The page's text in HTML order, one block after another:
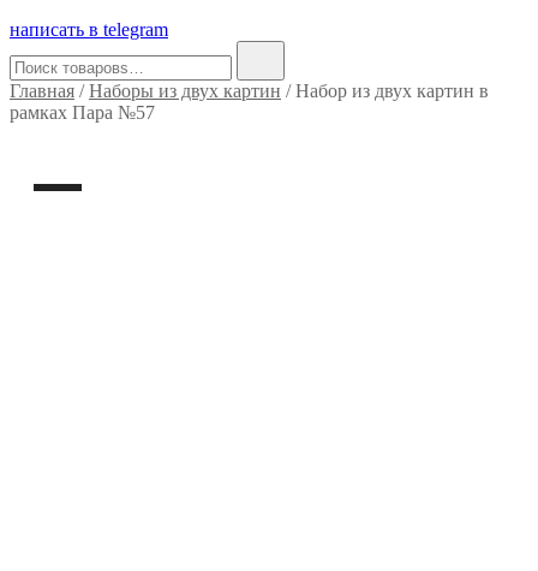
написать в telegram
Главная /Наборы из двух картин / Набор из двух картин в
рамках Пара №57